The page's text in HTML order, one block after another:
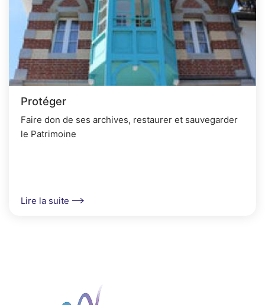
Protéger
Faire don de ses archives, restaurer et sauvegarder
le Patrimoine
Lire la suite